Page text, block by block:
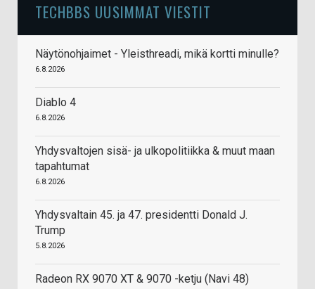
TECHBBS UUSIMMAT VIESTIT
Näytönohjaimet - Yleisthreadi, mikä kortti minulle?
6.8.2026
Diablo 4
6.8.2026
Yhdysvaltojen sisä- ja ulkopolitiikka & muut maan
tapahtumat
6.8.2026
Yhdysvaltain 45. ja 47. presidentti Donald J.
Trump
5.8.2026
Radeon RX 9070 XT & 9070 -ketju (Navi 48)